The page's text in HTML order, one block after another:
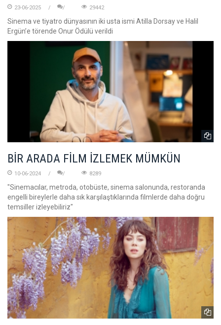
23-06-2025 29442
Sinema ve tiyatro dünyasının iki usta ismi Atilla Dorsay ve Halil
Ergün’e törende Onur Ödülü verildi
BİR ARADA FİLM İZLEMEK MÜMKÜN
10-06-2024 8289
"Sinemacılar, metroda, otobüste, sinema salonunda, restoranda
engelli bireylerle daha sık karşılaştıklarında filmlerde daha doğru
temsiller izleyebiliriz"